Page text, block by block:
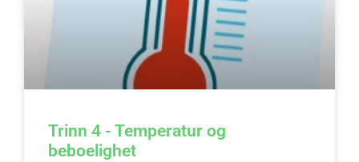
Trinn 4 - Temperatur og
beboelighet